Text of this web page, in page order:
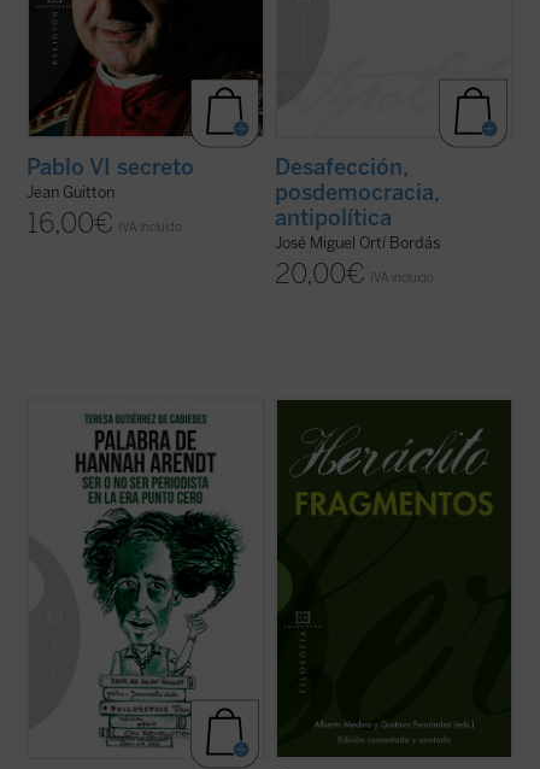
Pablo VI secreto
Jean Guitton
16,00€ IVA incluido
Desafección,
posdemocracia,
antipolítica
José Miguel Ortí Bordás
20,00€ IVA incluido
Ilustración de portada: Hervé Alústiza.
Sofía es una universitaria en crisis que se
está planteando dejar la carrera de
Económicas y Derecho a pesar de sus
brillantes calificaciones. Tras ver una
película sobre la filósofa y ...(ver ficha)
bilingüe de losFragmentos
de Heráclito es
hacer accesible la filosofía del pensador
jonio a lectores no especialistas. Para ello,
se abordan los problemas elementales,
tanto filológicos como ...(ver ficha)